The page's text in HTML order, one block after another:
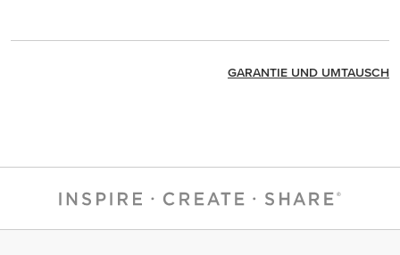
GARANTIE UND UMTAUSCH